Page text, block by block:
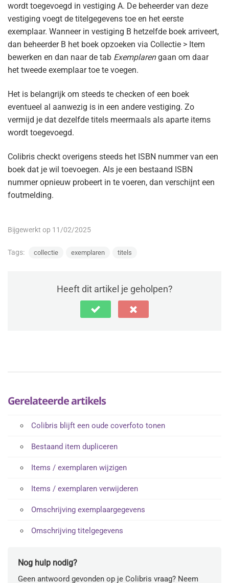
wordt toegevoegd in vestiging A. De beheerder van deze
vestiging voegt de titelgegevens toe en het eerste
exemplaar. Wanneer in vestiging B hetzelfde boek arriveert,
dan beheerder B het boek opzoeken via Collectie > Item
bewerken en dan naar de tab Exemplarengaan om daar
het tweede exemplaar toe te voegen.
Het is belangrijk om steeds te checken of een boek
eventueel al aanwezig is in een andere vestiging. Zo
vermijd je dat dezelfde titels meermaals als aparte items
wordt toegevoegd.
Colibris checkt overigens steeds het ISBN nummer van een
boek dat je wil toevoegen. Als je een bestaand ISBN
nummer opnieuw probeert in te voeren, dan verschijnt een
foutmelding.
Bijgewerkt op 11/02/2025
Tags: collectie exemplaren titels
Heeft dit artikel je geholpen?
Gerelateerde artikels
Colibris blijft een oude coverfoto tonen
Bestaand item dupliceren
Items / exemplaren wijzigen
Items / exemplaren verwijderen
Omschrijving exemplaargegevens
Omschrijving titelgegevens
Nog hulp nodig?
Geen antwoord gevonden op je Colibris vraag? Neem